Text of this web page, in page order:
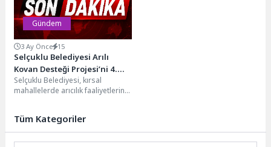
Gündem
3 Ay Önce 15
Selçuklu Belediyesi Arılı
Kovan Desteği Projesi’ni 4.
Kez Düzenledi
Selçuklu Belediyesi, kırsal
mahallelerde arıcılık faaliyetlerinin
amacıyla üreticilere desteğini
sürdürüyor. Belediye,...
Tüm Kategoriler